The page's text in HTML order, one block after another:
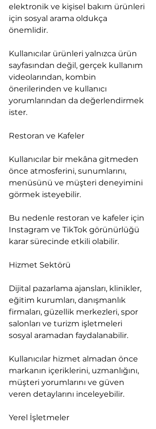
elektronik ve kişisel bakım ürünleri
için sosyal arama oldukça
önemlidir.
Kullanıcılar ürünleri yalnızca ürün
sayfasından değil, gerçek kullanım
videolarından, kombin
önerilerinden ve kullanıcı
yorumlarından da değerlendirmek
ister.
Restoran ve Kafeler
Kullanıcılar bir mekâna gitmeden
önce atmosferini, sunumlarını,
menüsünü ve müşteri deneyimini
görmek isteyebilir.
Bu nedenle restoran ve kafeler için
Instagram ve TikTok görünürlüğü
karar sürecinde etkili olabilir.
Hizmet Sektörü
Dijital pazarlama ajansları, klinikler,
eğitim kurumları, danışmanlık
firmaları, güzellik merkezleri, spor
salonları ve turizm işletmeleri
sosyal aramadan faydalanabilir.
Kullanıcılar hizmet almadan önce
markanın içeriklerini, uzmanlığını,
müşteri yorumlarını ve güven
veren detaylarını inceleyebilir.
Yerel İşletmeler